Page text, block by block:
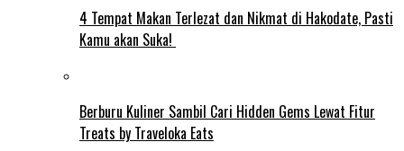
4 Tempat Makan Terlezat dan Nikmat di Hakodate, Pasti
Kamu akan Suka!
Berburu Kuliner Sambil Cari Hidden Gems Lewat Fitur
Treats by Traveloka Eats